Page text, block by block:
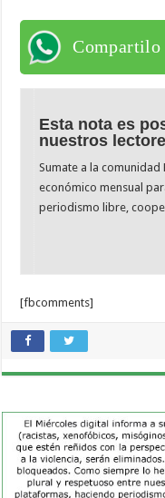
Compartilo
Esta nota es
nuestros
Sumate a la
económico mensual
periodismo libre,
[fbcomments]